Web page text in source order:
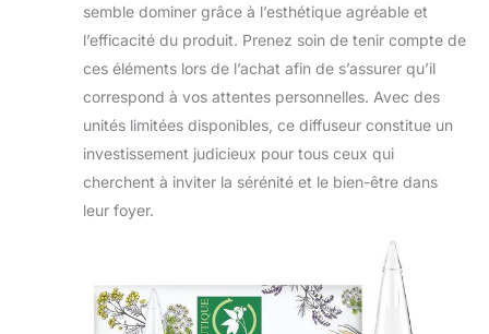
semble dominer grâce à l’esthétique agréable et
l’efficacité du produit. Prenez soin de tenir compte de
ces éléments lors de l’achat afin de s’assurer qu’il
correspond à vos attentes personnelles. Avec des
unités limitées disponibles, ce diffuseur constitue un
investissement judicieux pour tous ceux qui
cherchent à inviter la sérénité et le bien-être dans
leur foyer.